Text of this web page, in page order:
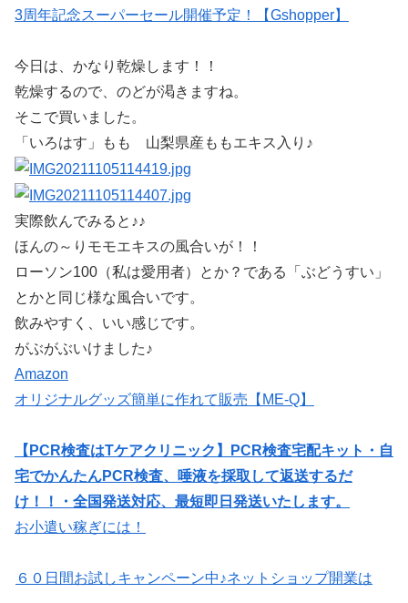
3周年記念スーパーセール開催予定！【Gshopper】
今日は、かなり乾燥します！！
乾燥するので、のどが渇きますね。
そこで買いました。
「いろはす」もも 山梨県産ももエキス入り♪
実際飲んでみると♪♪
ほんの～りモモエキスの風合いが！！
ローソン100（私は愛用者）とか？である「ぶどうすい」
とかと同じ様な風合いです。
飲みやすく、いい感じです。
がぶがぶいけました♪
Amazon
オリジナルグッズ簡単に作れて販売【ME-Q】
【PCR検査はTケアクリニック】PCR検査宅配キット・自
宅でかんたんPCR検査、唾液を採取して返送するだ
け！！・全国発送対応、最短即日発送いたします。
お小遣い稼ぎには！
６０日間お試しキャンペーン中♪ネットショップ開業は